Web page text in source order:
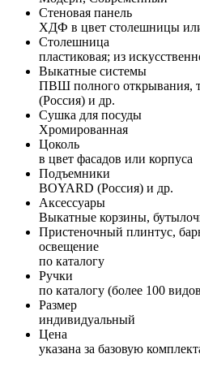
Стеновая панель
ХДФ в цвет столешницы
Столешница
пластиковая; из
Выкатные системы
ПВШ полного открывания,
(Россия) и др.
Сушка для посуды
Хромированная
Цоколь
в цвет фасадов или корпуса
Подъемники
BOYARD (Россия) и др.
Аксессуары
Выкатные корзины,
Пристеночный плинтус,
освещение
по каталогу
Ручки
по каталогу (более 100
Размер
индивидуальный
Цена
указана за базовую